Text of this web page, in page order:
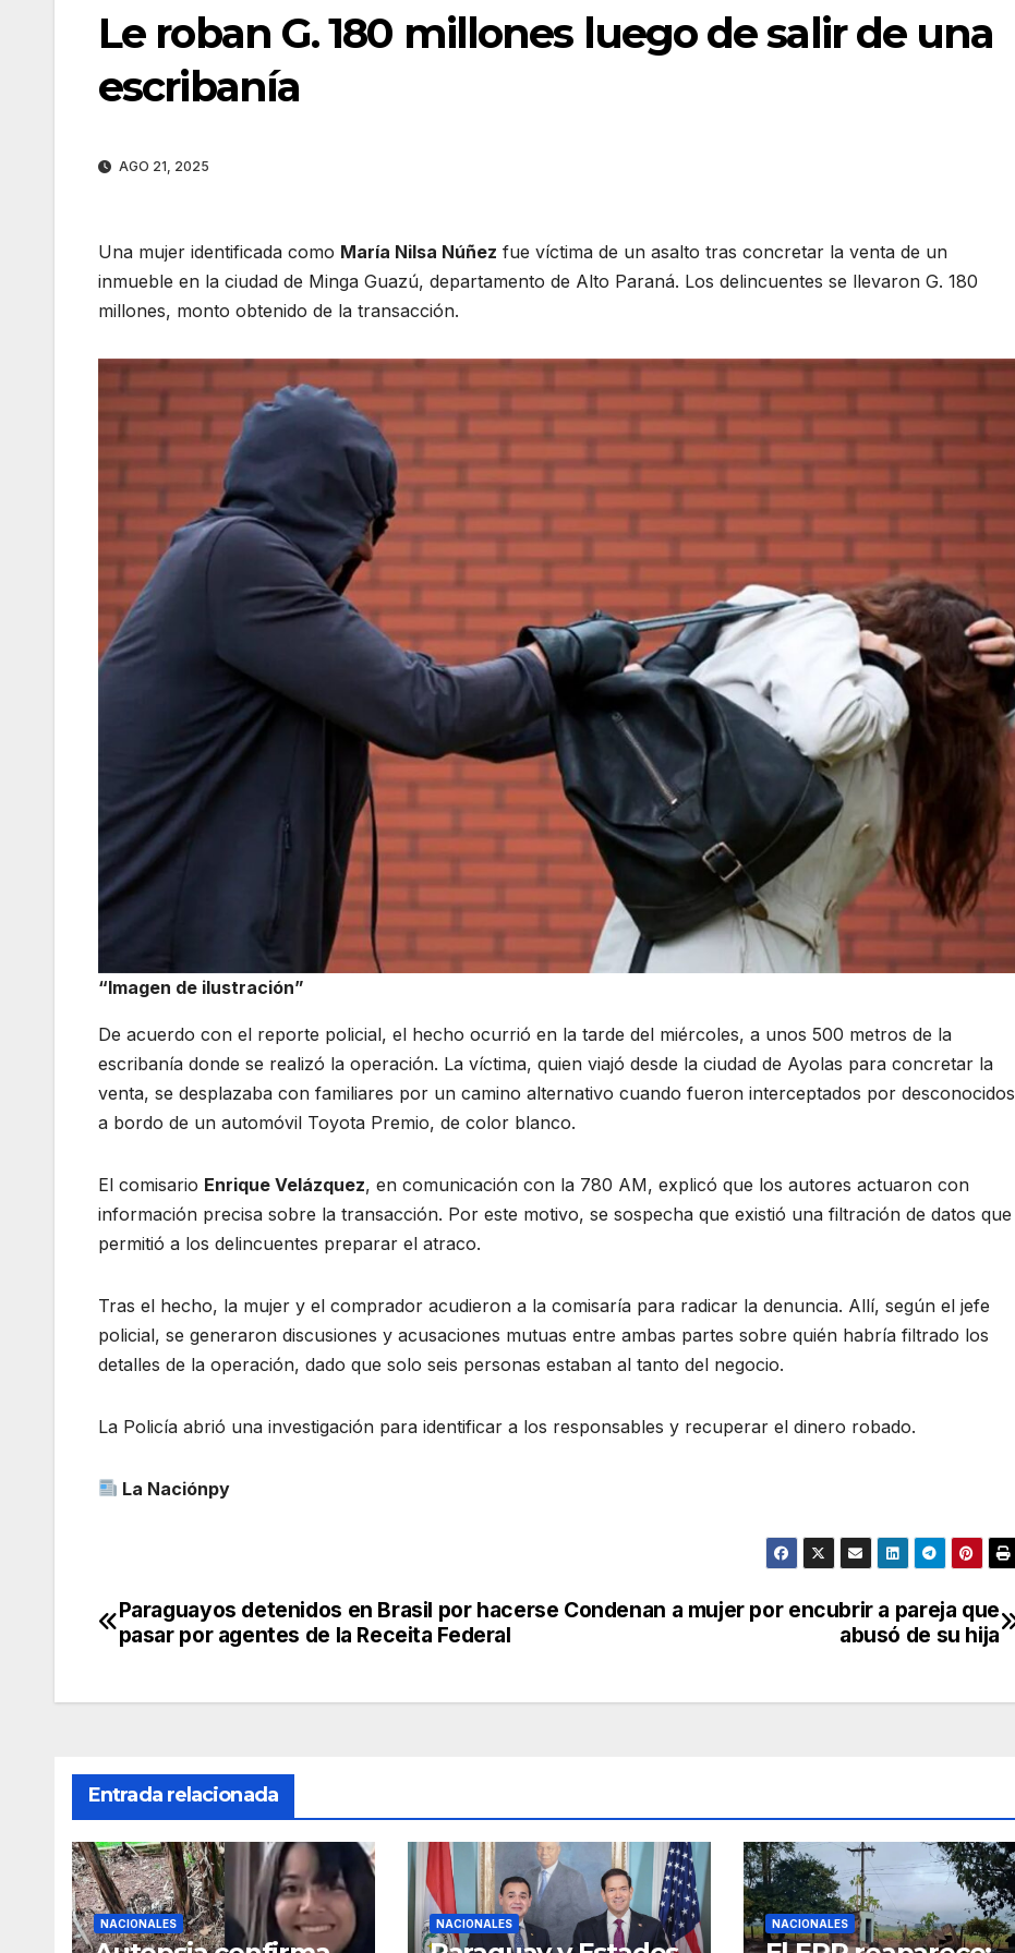
Le roban G. 180 millones luego de salir de una
escribanía
AGO 21, 2025
Una mujer identificada como María Nilsa Núñez fue víctima de un asalto tras concretar la venta de un
inmueble en la ciudad de Minga Guazú, departamento de Alto Paraná. Los delincuentes se llevaron G. 180
millones, monto obtenido de la transacción.
“Imagen de ilustración”
De acuerdo con el reporte policial, el hecho ocurrió en la tarde del miércoles, a unos 500 metros de la
escribanía donde se realizó la operación. La víctima, quien viajó desde la ciudad de Ayolas para concretar la
venta, se desplazaba con familiares por un camino alternativo cuando fueron interceptados por desconocidos
a bordo de un automóvil Toyota Premio, de color blanco.
El comisario Enrique Velázquez, en comunicación con la 780 AM, explicó que los autores actuaron con
información precisa sobre la transacción. Por este motivo, se sospecha que existió una filtración de datos que
permitió a los delincuentes preparar el atraco.
Tras el hecho, la mujer y el comprador acudieron a la comisaría para radicar la denuncia. Allí, según el jefe
policial, se generaron discusiones y acusaciones mutuas entre ambas partes sobre quién habría filtrado los
detalles de la operación, dado que solo seis personas estaban al tanto del negocio.
La Policía abrió una investigación para identificar a los responsables y recuperar el dinero robado.
La Naciónpy
Navegación
entradas
Condenan a mujer por encubrir a pareja que
abusó de su hija
Paraguayos detenidos en Brasil por hacerse
pasar por agentes de la Receita Federal
Entrada relacionada
NACIONALES NACIONALES NACIONALES